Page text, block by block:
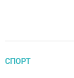
СПОРТ